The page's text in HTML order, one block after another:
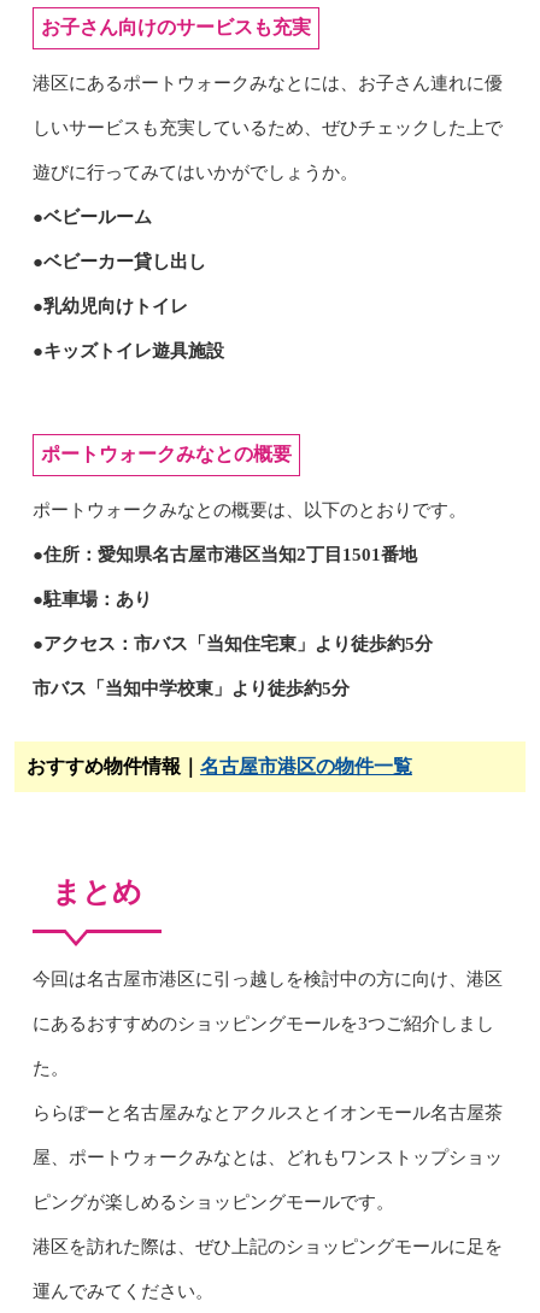
お子さん向けのサービスも充実
港区にあるポートウォークみなとには、お子さん連れに優
しいサービスも充実しているため、ぜひチェックした上で
遊びに行ってみてはいかがでしょうか。
●ベビールーム
●ベビーカー貸し出し
●乳幼児向けトイレ
●キッズトイレ遊具施設
ポートウォークみなとの概要
ポートウォークみなとの概要は、以下のとおりです。
●住所：愛知県名古屋市港区当知2丁目1501番地
●駐車場：あり
●アクセス：市バス「当知住宅東」より徒歩約5分
市バス「当知中学校東」より徒歩約5分
おすすめ物件情報｜ 名古屋市港区の物件一覧
まとめ
今回は名古屋市港区に引っ越しを検討中の方に向け、港区
にあるおすすめのショッピングモールを3つご紹介しまし
た。
ららぽーと名古屋みなとアクルスとイオンモール名古屋茶
屋、ポートウォークみなとは、どれもワンストップショッ
ピングが楽しめるショッピングモールです。
港区を訪れた際は、ぜひ上記のショッピングモールに足を
運んでみてください。